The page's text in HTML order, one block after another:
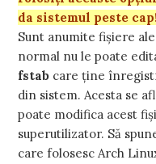
da sistemul peste
Sunt anumite fișiere
normal nu le poate
fstab care ține
din sistem. Acesta se
poate modifica acest
superutilizator. Să
care folosesc Arch